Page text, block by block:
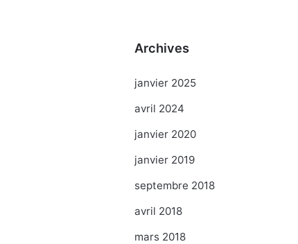
Archives
janvier 2025
avril 2024
janvier 2020
janvier 2019
septembre 2018
avril 2018
mars 2018